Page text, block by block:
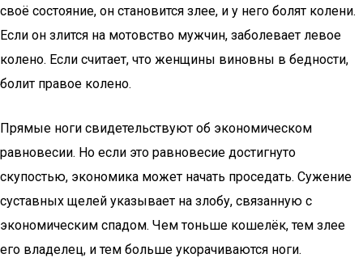
своё состояние, он становится злее, и у него болят колени.
Если он злится на мотовство мужчин, заболевает левое
колено. Если считает, что женщины виновны в бедности,
болит правое колено.
Прямые ноги свидетельствуют об экономическом
равновесии. Но если это равновесие достигнуто
скупостью, экономика может начать проседать. Сужение
суставных щелей указывает на злобу, связанную с
экономическим спадом. Чем тоньше кошелёк, тем злее
его владелец, и тем больше укорачиваются ноги.